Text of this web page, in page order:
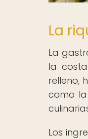
La
La
la
relleno,
como
Los